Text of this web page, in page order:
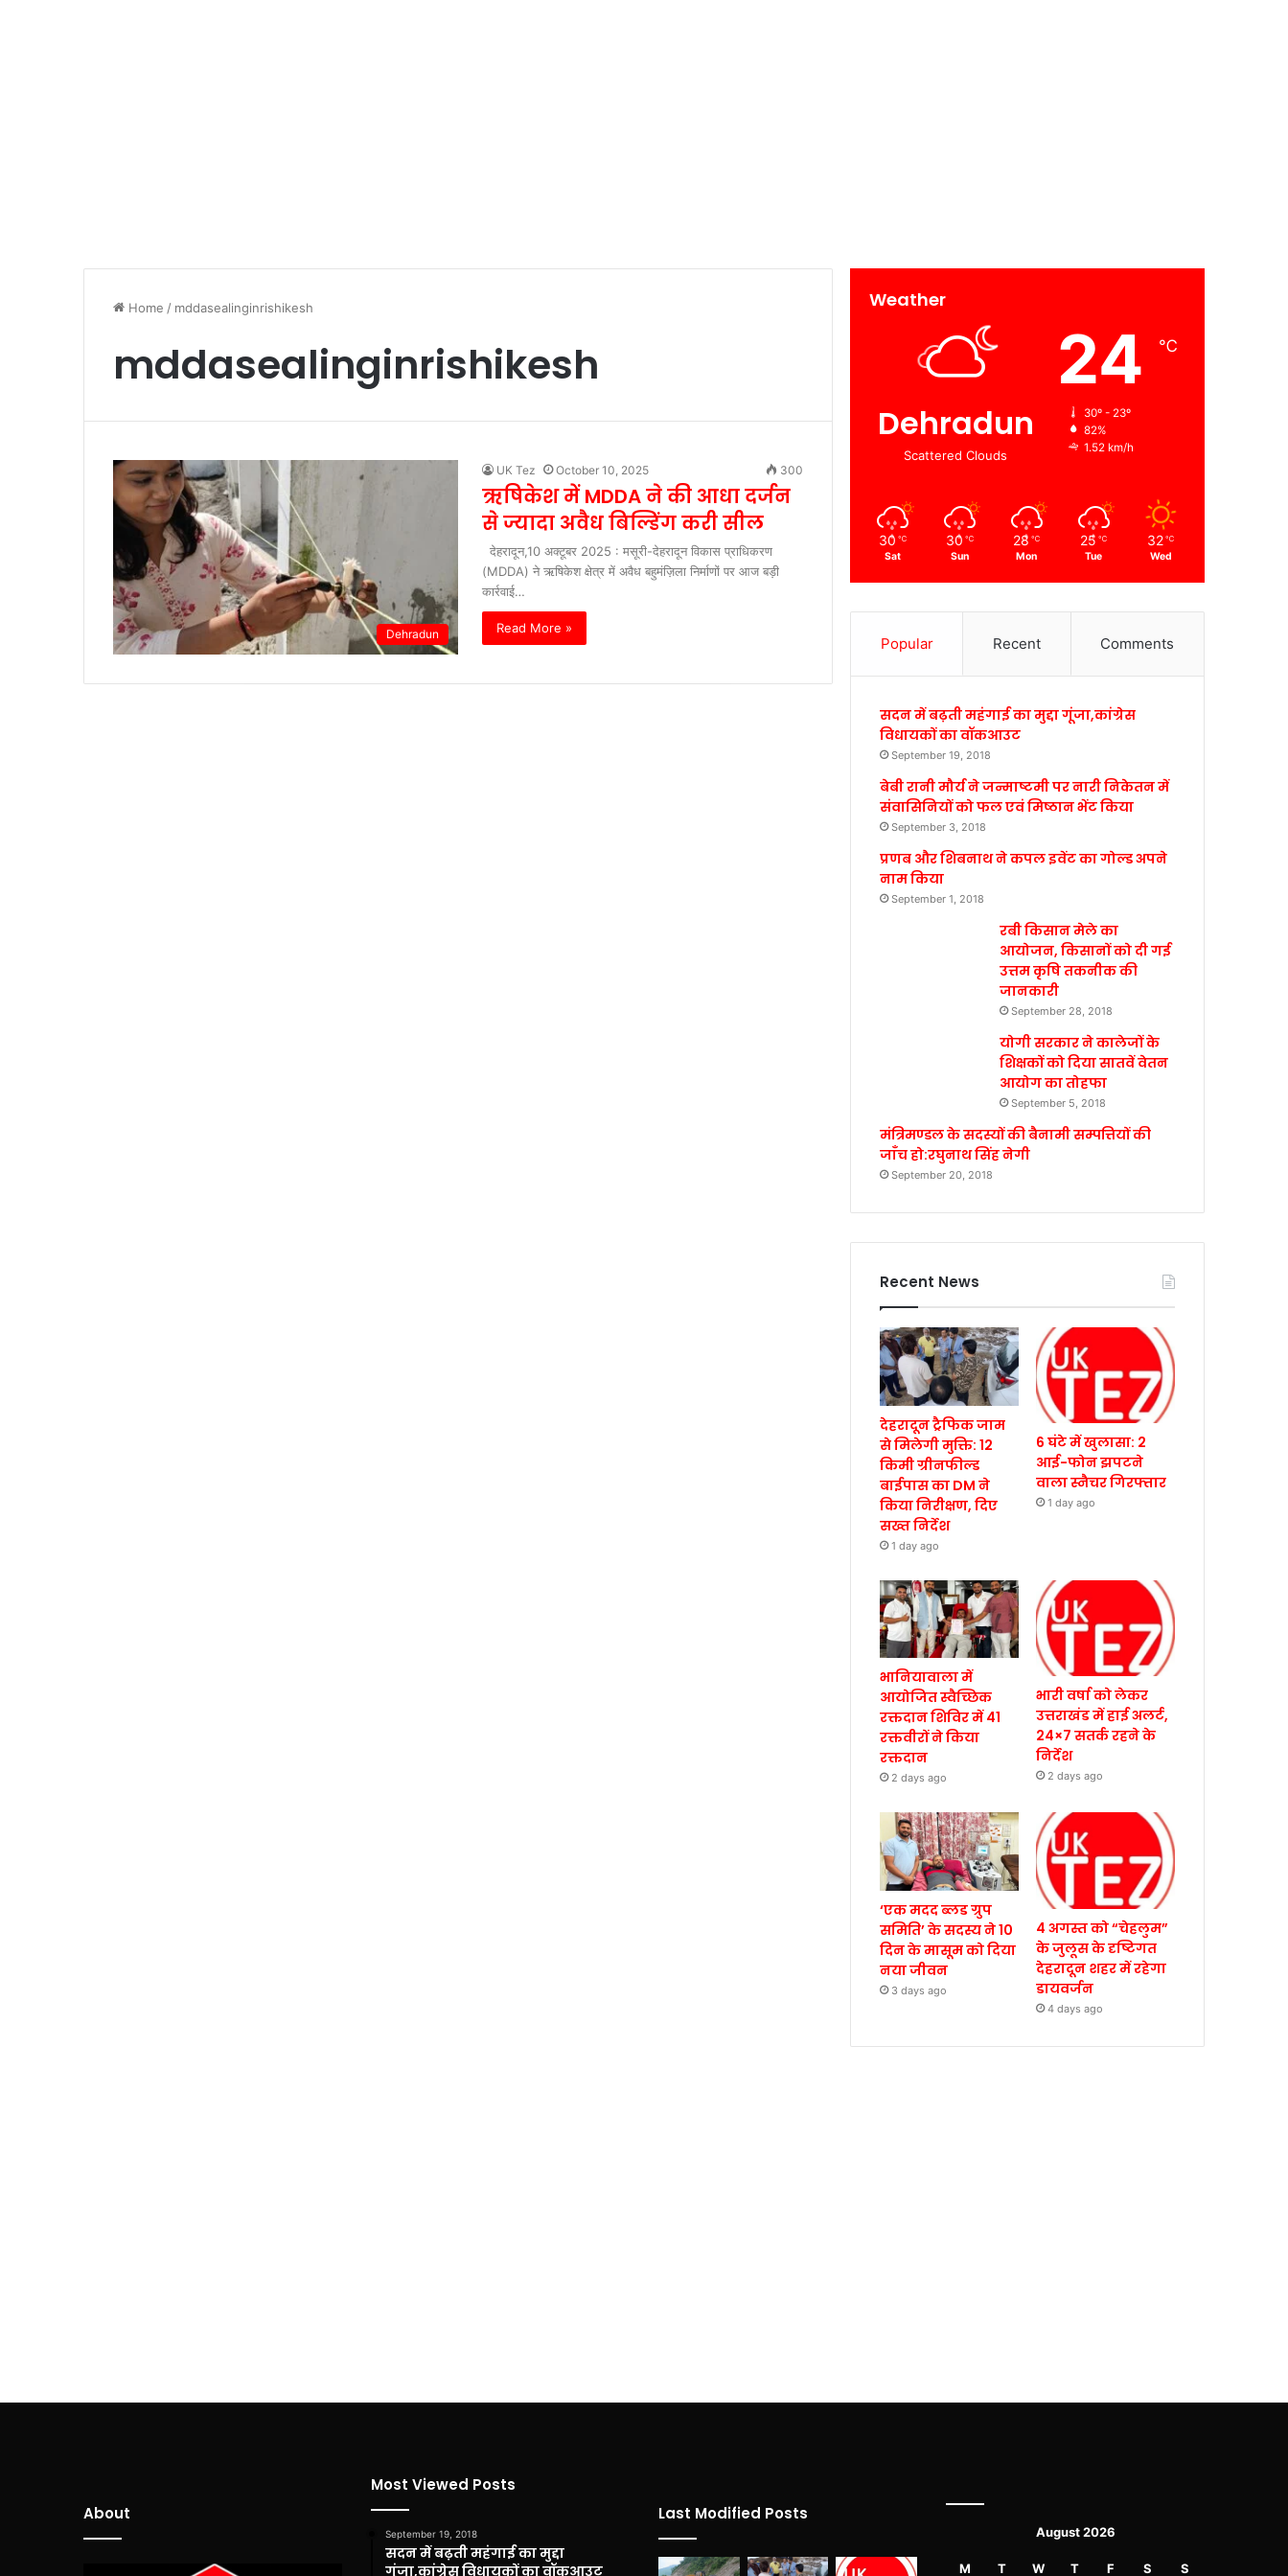
Home / mddasealinginrishikesh
mddasealinginrishikesh
Dehradun
UK Tez October 10, 2025 300
ऋषिकेश में MDDA ने की आधा दर्जन
से ज्यादा अवैध बिल्डिंग करी सील
देहरादून,10 अक्टूबर 2025 : मसूरी-देहरादून विकास प्राधिकरण
(MDDA) ने ऋषिकेश क्षेत्र में अवैध बहुमंज़िला निर्माणों पर आज बड़ी
कार्रवाई…
Read More »
Weather
Dehradun
Scattered Clouds
24 ℃
30º - 23º
82%
1.52 km/h
30 ℃
Sat
30 ℃
Sun
28 ℃
Mon
25 ℃
Tue
32 ℃
Wed
Popular Recent Comments
सदन में बढ़ती महंगाई का मुद्दा गूंजा,कांग्रेस
विधायकों का वॉकआउट
September 19, 2018
बेबी रानी मौर्य ने जन्माष्टमी पर नारी निकेतन में
संवासिनियों को फल एवं मिष्ठान भेंट किया
September 3, 2018
प्रणब और शिबनाथ ने कपल इवेंट का गोल्ड अपने
नाम किया
September 1, 2018
रबी किसान मेले का
आयोजन, किसानों को दी गई
उत्तम कृषि तकनीक की
जानकारी
September 28, 2018
योगी सरकार ने कालेजों के
शिक्षकों को दिया सातवें वेतन
आयोग का तोहफा
September 5, 2018
मंत्रिमण्डल के सदस्यों की बैनामी सम्पत्तियों की
जाँच हो:रघुनाथ सिंह नेगी
September 20, 2018
Recent News
देहरादून ट्रैफिक जाम
से मिलेगी मुक्ति: 12
किमी ग्रीनफील्ड
बाईपास का DM ने
किया निरीक्षण, दिए
सख्त निर्देश
1 day ago
6 घंटे में खुलासा: 2
आई-फोन झपटने
वाला स्नैचर गिरफ्तार
1 day ago
भानियावाला में
आयोजित स्वैच्छिक
रक्तदान शिविर में 41
रक्तवीरों ने किया
रक्तदान
2 days ago
भारी वर्षा को लेकर
उत्तराखंड में हाई अलर्ट,
24×7 सतर्क रहने के
निर्देश
2 days ago
‘एक मदद ब्लड ग्रुप
समिति’ के सदस्य ने 10
दिन के मासूम को दिया
नया जीवन
3 days ago
4 अगस्त को “चेहलुम”
के जुलूस के दृष्टिगत
देहरादून शहर में रहेगा
डायवर्जन
4 days ago
About
Most Viewed Posts
September 19, 2018
सदन में बढ़ती महंगाई का मुद्दा
गूंजा,कांग्रेस विधायकों का वॉकआउट
Last Modified Posts
August 2026
M T W T F S S